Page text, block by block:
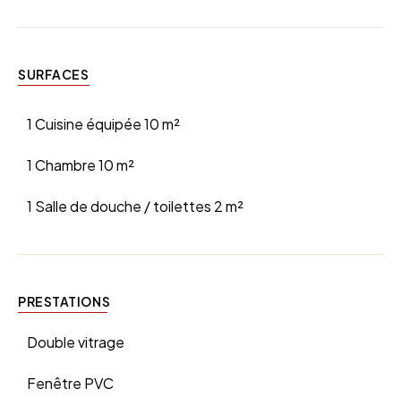
SURFACES
1 Cuisine équipée10 m²
1 Chambre10 m²
1 Salle de douche / toilettes 2 m²
PRESTATIONS
Double vitrage
Fenêtre PVC